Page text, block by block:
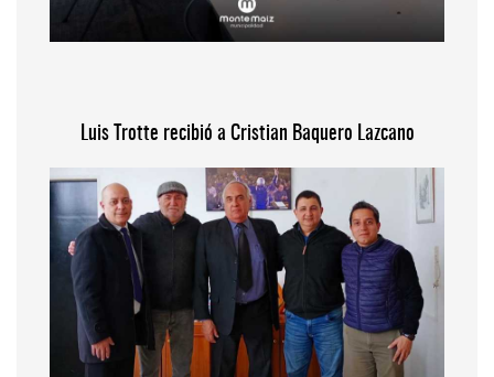
Luis Trotte recibió a Cristian Baquero Lazcano